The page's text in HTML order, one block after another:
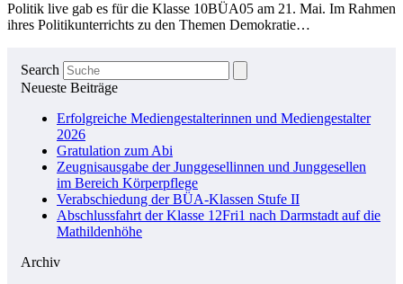
Politik live gab es für die Klasse 10BÜA05 am 21. Mai. Im Rahmen
ihres Politikunterrichts zu den Themen Demokratie…
Search
Neueste Beiträge
Erfolgreiche Mediengestalterinnen und Mediengestalter
2026
Gratulation zum Abi
Zeugnisausgabe der Junggesellinnen und Junggesellen
im Bereich Körperpflege
Verabschiedung der BÜA-Klassen Stufe II
Abschlussfahrt der Klasse 12Fri1 nach Darmstadt auf die
Mathildenhöhe
Archiv